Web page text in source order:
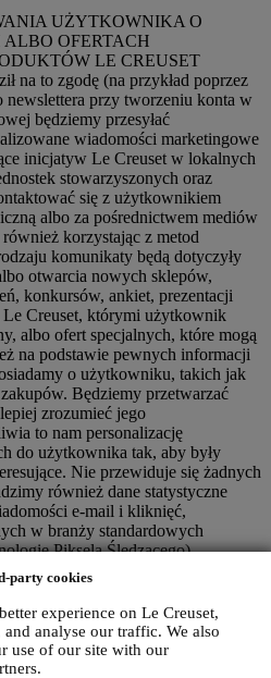
party cookies
experience on Le Creuset,
analyse our traffic. We also
use of our site with our
UŻYTKOWNIKA O
OFERTACH
LE CREUSET
na to zgodę (na przykład poprzez
newslettera przy tworzeniu konta w
będziemy przesyłać
wiadomości marketingowe
inicjatyw Le Creuset w lokalnych
stowarzyszonych oraz
się z użytkownikiem
albo za pośrednictwem mediów
korzystając z metod
komunikaty będą dotyczyły
otwarcia nowych sklepów,
konkursów, ankiet, prezentacji
Creuset, którymi użytkownik
albo ofert specjalnych, które mogą
na podstawie pewnych informacji
o użytkowniku, takich jak
Będziemy przetwarzać
zrozumieć jego
to nam personalizację
do użytkownika tak, aby były
Nie przewiduje się żadnych
również dane statystyczne
e-mail i kliknięć,
w branży standardowych
Piksela Śledzącego)
naszego newslettera Tego
się na podstawie zgody
zgody można skorzystać w
są gromadzone, poprzez
pola albo jeżeli użytkownik
za pośrednictwem zakładki Moje